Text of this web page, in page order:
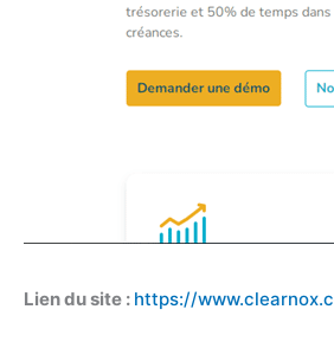
Lien du site : https://